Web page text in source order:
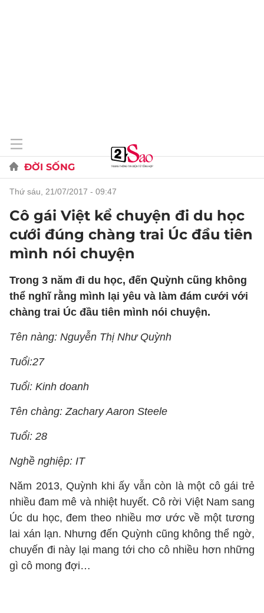
ĐỜI SỐNG
thứ sáu, 21/07/2017 - 09:47
Cô gái Việt kể chuyện đi du học
cưới đúng chàng trai Úc đầu tiên
mình nói chuyện
Trong 3 năm đi du học, đến Quỳnh cũng không
thể nghĩ rằng mình lại yêu và làm đám cưới với
chàng trai Úc đầu tiên mình nói chuyện.
Tên nàng: Nguyễn Thị Như Quỳnh
Tuổi:27
Tuổi: Kinh doanh
Tên chàng: Zachary Aaron Steele
Tuổi: 28
Nghề nghiệp: IT
Năm 2013, Quỳnh khi ấy vẫn còn là một cô gái trẻ
nhiều đam mê và nhiệt huyết. Cô rời Việt Nam sang
Úc du học, đem theo nhiều mơ ước về một tương
lai xán lạn. Nhưng đến Quỳnh cũng không thể ngờ,
chuyến đi này lại mang tới cho cô nhiều hơn những
gì cô mong đợi…